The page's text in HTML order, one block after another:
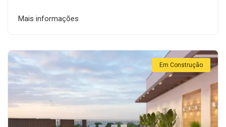
Mais informações
Em Construção